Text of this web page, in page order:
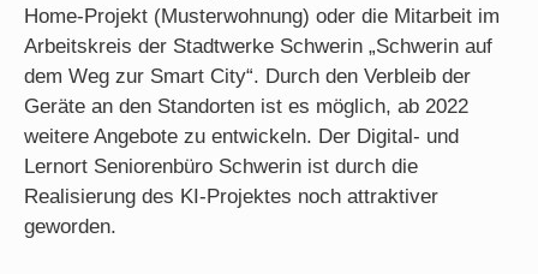
Home-Projekt (Musterwohnung) oder die Mitarbeit im
Arbeitskreis der Stadtwerke Schwerin „Schwerin auf
dem Weg zur Smart City“. Durch den Verbleib der
Geräte an den Standorten ist es möglich, ab 2022
weitere Angebote zu entwickeln. Der Digital- und
Lernort Seniorenbüro Schwerin ist durch die
Realisierung des KI-Projektes noch attraktiver
geworden.